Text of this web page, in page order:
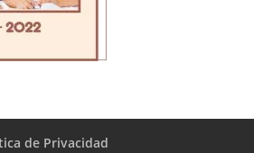
de Privacidad